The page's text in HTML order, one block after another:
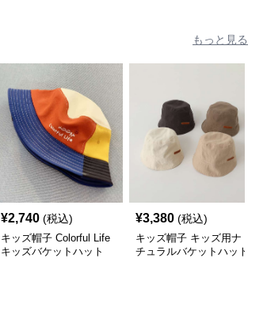
もっと見る
¥2,740 (税込)
キッズ帽子 Colorful Life
キッズバケットハット
¥3,380 (税込)
キッズ帽子 キッズ用ナ
チュラルバケットハット